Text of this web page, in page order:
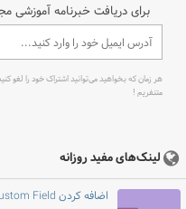
برای دریافت خبرنامه آموزشی
هر زمان که بخواهید می‌توانید اشتراک خود را لغو
متنفریم !
لینک‌های مفید روزانه
اضافه کردن Custom Field به محصولات در Woocommerce